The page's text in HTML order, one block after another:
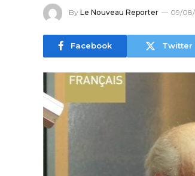
By Le Nouveau Reporter 09/
Facebook Twitter